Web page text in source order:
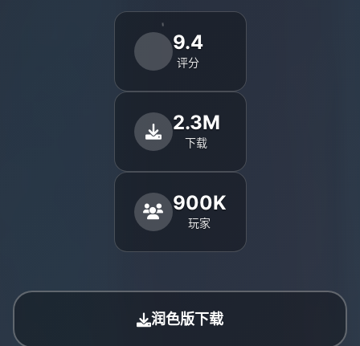
9.4
评分
2.3M
下载
900K
玩家
润色版下载